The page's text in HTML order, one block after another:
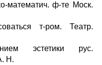
математич. ф-те Моск.
т-ром. Театр.
эстетики рус.
Н.